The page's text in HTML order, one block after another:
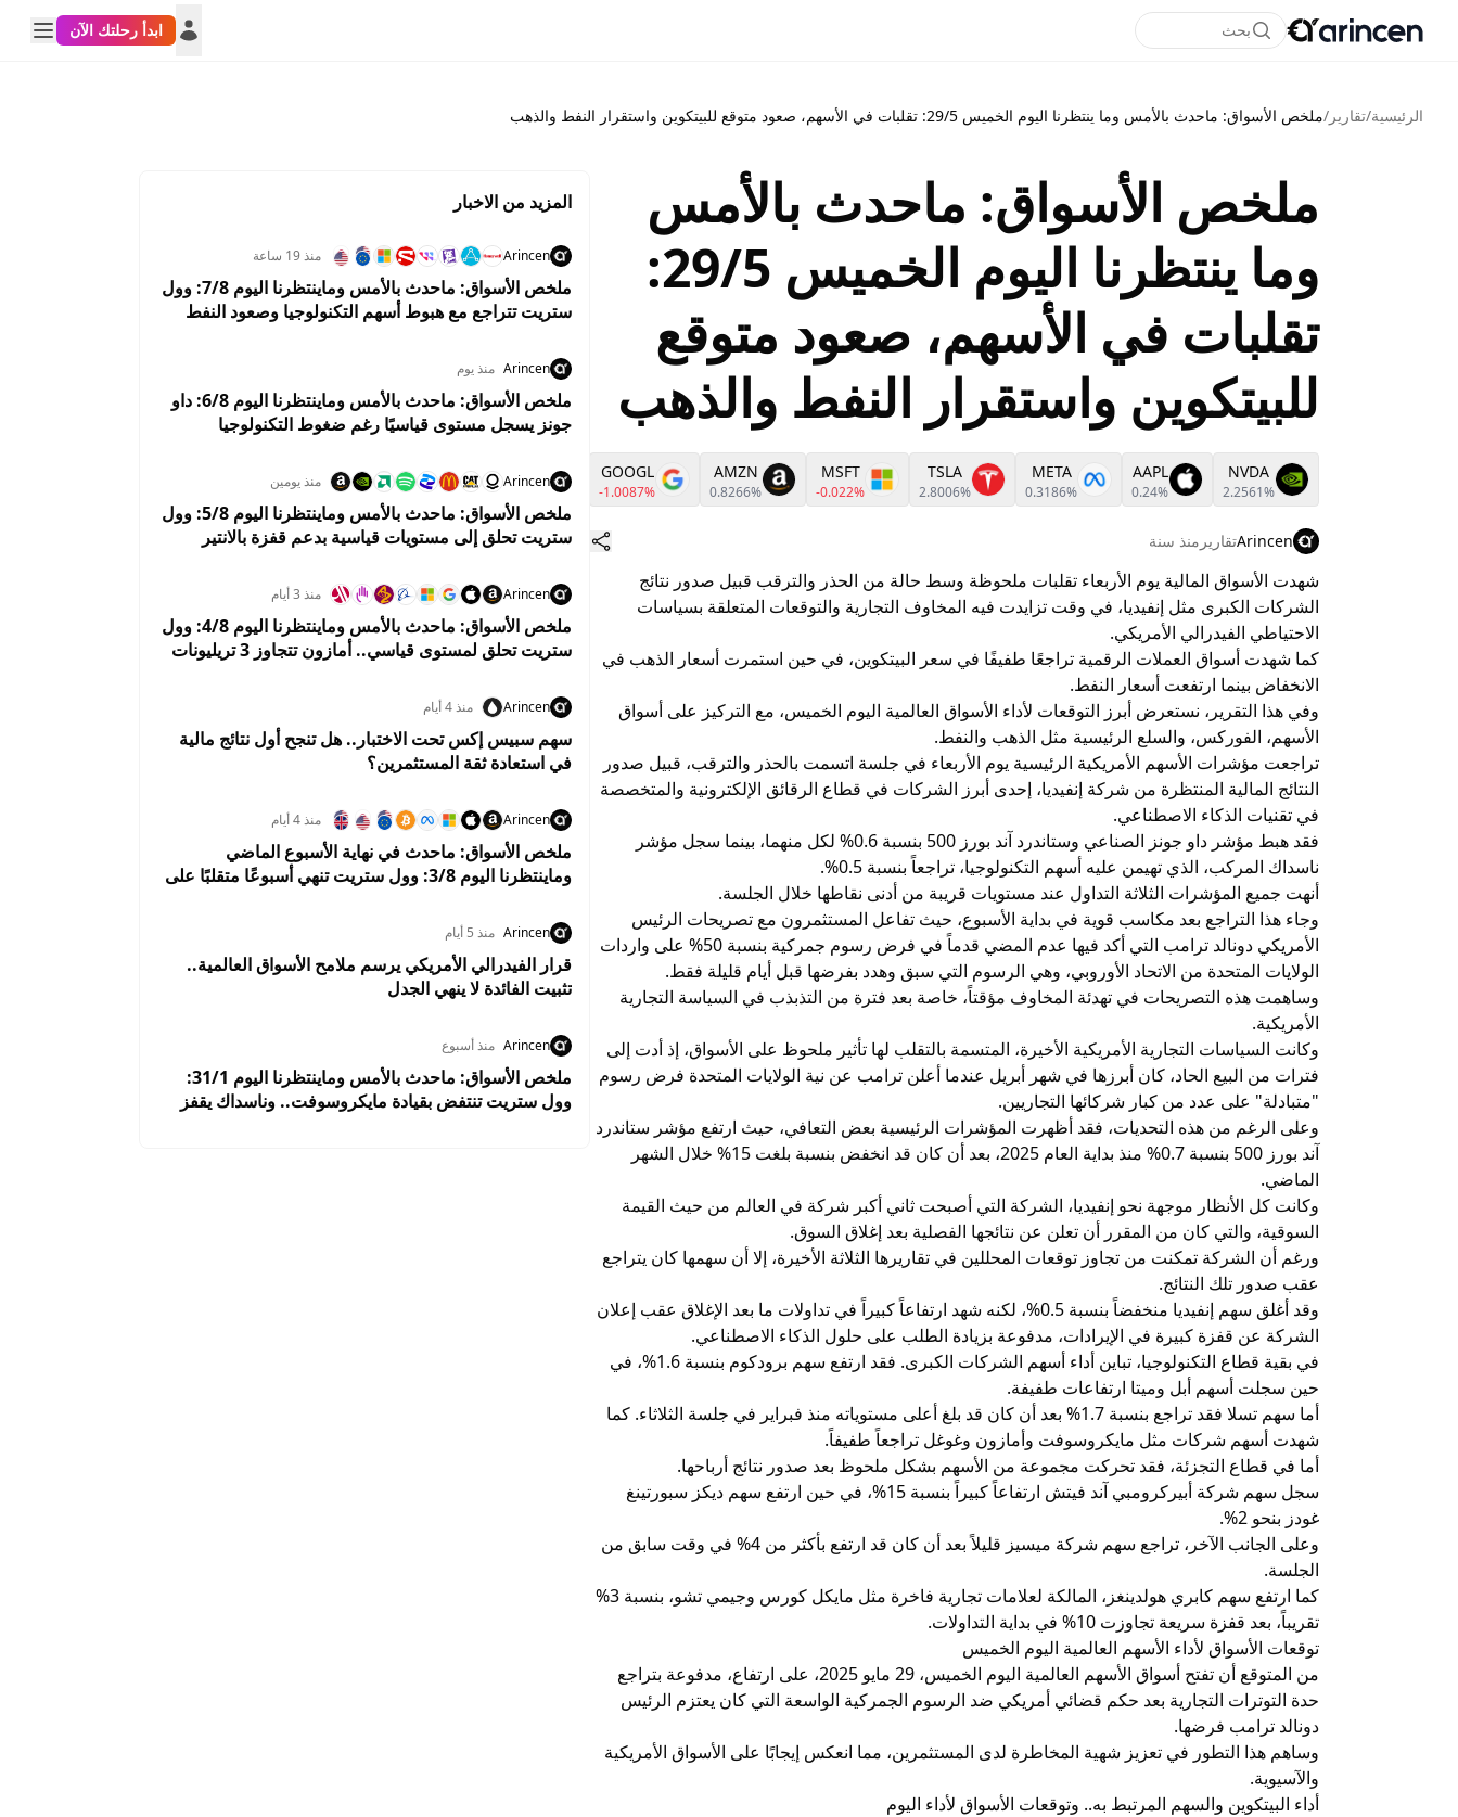
بحث ابدأ رحلتك الآن
الرئيسية/تقارير /ملخص الأسواق: ماحدث بالأمس وما ينتظرنا اليوم الخميس 29/5: تقلبات في الأسهم، صعود متوقع للبيتكوين واستقرار النفط والذهب
ملخص الأسواق: ماحدث بالأمس
وما ينتظرنا اليوم الخميس 29/5:
تقلبات في الأسهم، صعود متوقع
للبيتكوين واستقرار النفط والذهب
NVDA
2.2561%
AAPL
0.24%
META
0.3186%
TSLA
2.8006%
MSFT
-0.022%
AMZN
0.8266%
GOOGL
-1.0087%
A
ANF
1.9324%
DKNG
7.9066%
M
0.9944%
Arincenتقارير منذ سنة
شهدت الأسواق المالية يوم الأربعاء تقلبات ملحوظة وسط حالة من الحذر والترقب قبيل صدور نتائج
الشركات الكبرى مثل إنفيديا، في وقت تزايدت فيه المخاوف التجارية والتوقعات المتعلقة بسياسات
الاحتياطي الفيدرالي الأمريكي.
كما شهدت أسواق العملات الرقمية تراجعًا طفيفًا في سعر البيتكوين، في حين استمرت أسعار الذهب في
الانخفاض بينما ارتفعت أسعار النفط.
وفي هذا التقرير، نستعرض أبرز التوقعات لأداء الأسواق العالمية اليوم الخميس، مع التركيز على أسواق
الأسهم، الفوركس، والسلع الرئيسية مثل الذهب والنفط.
تراجعت مؤشرات الأسهم الأمريكية الرئيسية يوم الأربعاء في جلسة اتسمت بالحذر والترقب، قبيل صدور
النتائج المالية المنتظرة من شركة إنفيديا، إحدى أبرز الشركات في قطاع الرقائق الإلكترونية والمتخصصة
في تقنيات الذكاء الاصطناعي.
فقد هبط مؤشر داو جونز الصناعي وستاندرد آند بورز 500 بنسبة 0.6% لكل منهما، بينما سجل مؤشر
ناسداك المركب، الذي تهيمن عليه أسهم التكنولوجيا، تراجعاً بنسبة 0.5%.
أنهت جميع المؤشرات الثلاثة التداول عند مستويات قريبة من أدنى نقاطها خلال الجلسة.
وجاء هذا التراجع بعد مكاسب قوية في بداية الأسبوع، حيث تفاعل المستثمرون مع تصريحات الرئيس
الأمريكي دونالد ترامب التي أكد فيها عدم المضي قدماً في فرض رسوم جمركية بنسبة 50% على واردات
الولايات المتحدة من الاتحاد الأوروبي، وهي الرسوم التي سبق وهدد بفرضها قبل أيام قليلة فقط.
وساهمت هذه التصريحات في تهدئة المخاوف مؤقتاً، خاصة بعد فترة من التذبذب في السياسة التجارية
الأمريكية.
وكانت السياسات التجارية الأمريكية الأخيرة، المتسمة بالتقلب لها تأثير ملحوظ على الأسواق، إذ أدت إلى
فترات من البيع الحاد، كان أبرزها في شهر أبريل عندما أعلن ترامب عن نية الولايات المتحدة فرض رسوم
"متبادلة" على عدد من كبار شركائها التجاريين.
وعلى الرغم من هذه التحديات، فقد أظهرت المؤشرات الرئيسية بعض التعافي، حيث ارتفع مؤشر ستاندرد
آند بورز 500 بنسبة 0.7% منذ بداية العام 2025، بعد أن كان قد انخفض بنسبة بلغت 15% خلال الشهر
الماضي.
وكانت كل الأنظار موجهة نحو إنفيديا، الشركة التي أصبحت ثاني أكبر شركة في العالم من حيث القيمة
السوقية، والتي كان من المقرر أن تعلن عن نتائجها الفصلية بعد إغلاق السوق.
ورغم أن الشركة تمكنت من تجاوز توقعات المحللين في تقاريرها الثلاثة الأخيرة، إلا أن سهمها كان يتراجع
عقب صدور تلك النتائج.
وقد أغلق سهم إنفيديا منخفضاً بنسبة 0.5%، لكنه شهد ارتفاعاً كبيراً في تداولات ما بعد الإغلاق عقب إعلان
الشركة عن قفزة كبيرة في الإيرادات، مدفوعة بزيادة الطلب على حلول الذكاء الاصطناعي.
في بقية قطاع التكنولوجيا، تباين أداء أسهم الشركات الكبرى. فقد ارتفع سهم برودكوم بنسبة 1.6%، في
حين سجلت أسهم أبل وميتا ارتفاعات طفيفة.
أما سهم تسلا فقد تراجع بنسبة 1.7% بعد أن كان قد بلغ أعلى مستوياته منذ فبراير في جلسة الثلاثاء. كما
شهدت أسهم شركات مثل مايكروسوفت وأمازون وغوغل تراجعاً طفيفاً.
أما في قطاع التجزئة، فقد تحركت مجموعة من الأسهم بشكل ملحوظ بعد صدور نتائج أرباحها.
سجل سهم شركة أبيركرومبي آند فيتش ارتفاعاً كبيراً بنسبة 15%، في حين ارتفع سهم ديكز سبورتينغ
غودز بنحو 2%.
وعلى الجانب الآخر، تراجع سهم شركة ميسيز قليلاً بعد أن كان قد ارتفع بأكثر من 4% في وقت سابق من
الجلسة.
كما ارتفع سهم كابري هولدينغز، المالكة لعلامات تجارية فاخرة مثل مايكل كورس وجيمي تشو، بنسبة 3%
تقريباً، بعد قفزة سريعة تجاوزت 10% في بداية التداولات.
توقعات الأسواق لأداء الأسهم العالمية اليوم الخميس
من المتوقع أن تفتح أسواق الأسهم العالمية اليوم الخميس، 29 مايو 2025، على ارتفاع، مدفوعة بتراجع
حدة التوترات التجارية بعد حكم قضائي أمريكي ضد الرسوم الجمركية الواسعة التي كان يعتزم الرئيس
دونالد ترامب فرضها.
وساهم هذا التطور في تعزيز شهية المخاطرة لدى المستثمرين، مما انعكس إيجابًا على الأسواق الأمريكية
والآسيوية.
أداء البيتكوين والسهم المرتبط به.. وتوقعات الأسواق لأداء اليوم
المزيد من الاخبار
Arincen منذ 19 ساعة
ملخص الأسواق: ماحدث بالأمس وماينتظرنا اليوم 7/8: وول
ستريت تتراجع مع هبوط أسهم التكنولوجيا وصعود النفط
Arincen منذ يوم
ملخص الأسواق: ماحدث بالأمس وماينتظرنا اليوم 6/8: داو
جونز يسجل مستوى قياسيًا رغم ضغوط التكنولوجيا
Arincen منذ يومين
ملخص الأسواق: ماحدث بالأمس وماينتظرنا اليوم 5/8: وول
ستريت تحلق إلى مستويات قياسية بدعم قفزة بالانتير
Arincen منذ 3 أيام
ملخص الأسواق: ماحدث بالأمس وماينتظرنا اليوم 4/8: وول
ستريت تحلق لمستوى قياسي.. أمازون تتجاوز 3 تريليونات
Arincen منذ 4 أيام
سهم سبيس إكس تحت الاختبار.. هل تنجح أول نتائج مالية
في استعادة ثقة المستثمرين؟
Arincen منذ 4 أيام
ملخص الأسواق: ماحدث في نهاية الأسبوع الماضي
وماينتظرنا اليوم 3/8: وول ستريت تنهي أسبوعًا متقلبًا على
Arincen منذ 5 أيام
قرار الفيدرالي الأمريكي يرسم ملامح الأسواق العالمية..
تثبيت الفائدة لا ينهي الجدل
Arincen منذ أسبوع
ملخص الأسواق: ماحدث بالأمس وماينتظرنا اليوم 31/1:
وول ستريت تنتفض بقيادة مايكروسوفت.. وناسداك يقفز